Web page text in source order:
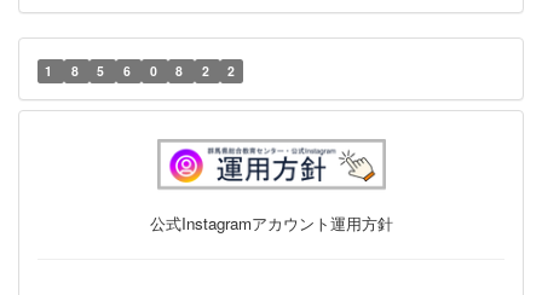
1 8 5 6 0 8 2 2
公式Instagramアカウント運用方針